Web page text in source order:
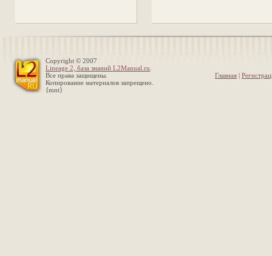
Copyright © 2007
Lineage 2, база знаний L2Manual.ru
Все права защищены.
Копирование материалов запрещено.
{mnt}
Главная |